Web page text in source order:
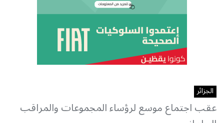
الجزائر
عقب اجتماع موسع لرؤساء المجموعات والمراقب